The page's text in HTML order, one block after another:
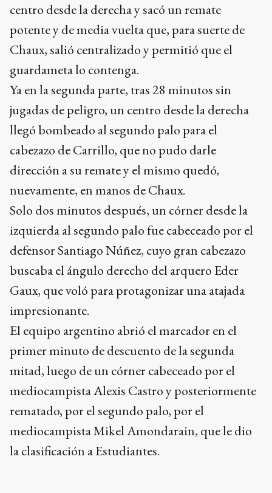
centro desde la derecha y sacó un remate
potente y de media vuelta que, para suerte de
Chaux, salió centralizado y permitió que el
guardameta lo contenga.
Ya en la segunda parte, tras 28 minutos sin
jugadas de peligro, un centro desde la derecha
llegó bombeado al segundo palo para el
cabezazo de Carrillo, que no pudo darle
dirección a su remate y el mismo quedó,
nuevamente, en manos de Chaux.
Solo dos minutos después, un córner desde la
izquierda al segundo palo fue cabeceado por el
defensor Santiago Núñez, cuyo gran cabezazo
buscaba el ángulo derecho del arquero Eder
Gaux, que voló para protagonizar una atajada
impresionante.
El equipo argentino abrió el marcador en el
primer minuto de descuento de la segunda
mitad, luego de un córner cabeceado por el
mediocampista Alexis Castro y posteriormente
rematado, por el segundo palo, por el
mediocampista Mikel Amondarain, que le dio
la clasificación a Estudiantes.